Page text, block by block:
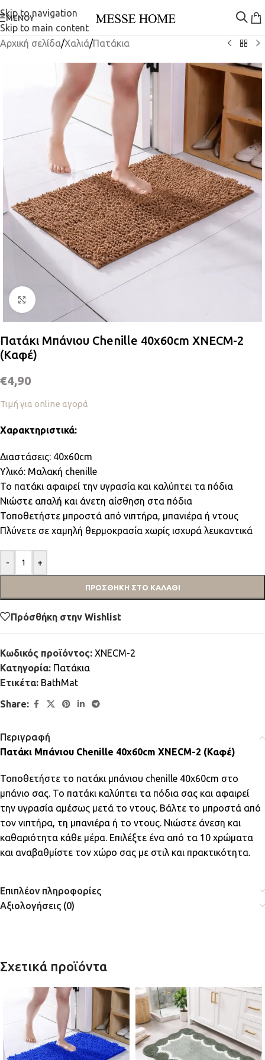
Skip to navigation
Skip to main content
ΜΕΝΟΎ
Αρχική σελίδα/Χαλιά/Πατάκια
Κλικ για μεγέθυνση
Πατάκι Μπάνιου Chenille 40x60cm XNECM-2
(Καφέ)
€4,90
Τιμή για online αγορά
Χαρακτηριστικά:
Διαστάσεις: 40x60cm
Υλικό: Μαλακή chenille
Το πατάκι αφαιρεί την υγρασία και καλύπτει τα πόδια
Νιώστε απαλή και άνετη αίσθηση στα πόδια
Τοποθετήστε μπροστά από νιπτήρα, μπανιέρα ή ντους
Πλύνετε σε χαμηλή θερμοκρασία χωρίς ισχυρά λευκαντικά
- +
ΠΡΟΣΘΉΚΗ ΣΤΟ ΚΑΛΆΘΙ
Πρόσθήκη στην Wishlist
Κωδικός προϊόντος: XNECM-2
Κατηγορία: Πατάκια
Ετικέτα: BathMat
Share:
Περιγραφή
Πατάκι Μπάνιου Chenille 40x60cm XNECM-2 (Καφέ)
Τοποθετήστε το πατάκι μπάνιου chenille 40x60cm στο
μπάνιο σας. Το πατάκι καλύπτει τα πόδια σας και αφαιρεί
την υγρασία αμέσως μετά το ντους. Βάλτε το μπροστά από
τον νιπτήρα, τη μπανιέρα ή το ντους. Νιώστε άνεση και
καθαριότητα κάθε μέρα. Επιλέξτε ένα από τα 10 χρώματα
και αναβαθμίστε τον χώρο σας με στιλ και πρακτικότητα.
Επιπλέον πληροφορίες
Αξιολογήσεις (0)
Σχετικά προϊόντα